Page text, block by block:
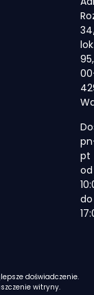
95,
pt
od
do
doświadczenie.
witryny.